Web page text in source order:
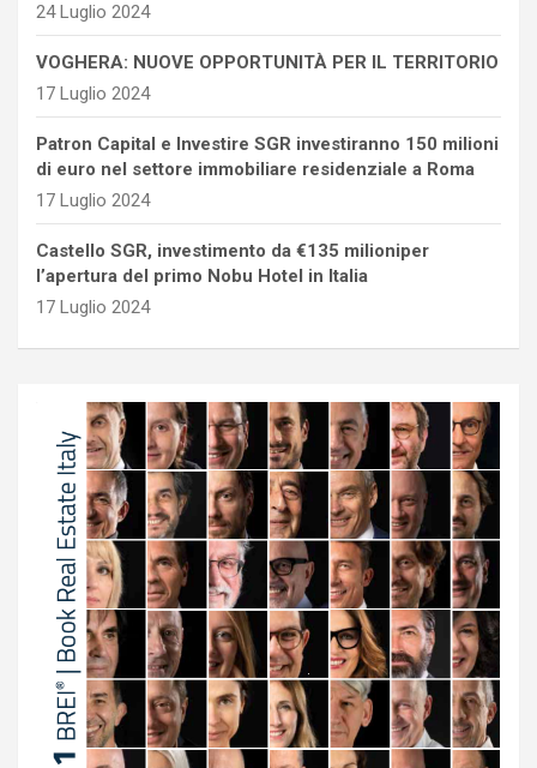
24 Luglio 2024
VOGHERA: NUOVE OPPORTUNITÀ PER IL TERRITORIO
17 Luglio 2024
Patron Capital e Investire SGR investiranno 150 milioni
di euro nel settore immobiliare residenziale a Roma
17 Luglio 2024
Castello SGR, investimento da €135 milioniper
l’apertura del primo Nobu Hotel in Italia
17 Luglio 2024